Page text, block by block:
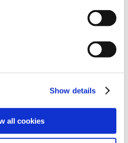
Show details
all cookies
7,480円 (税込)
ハンターワイルズ 隔ての砂原の